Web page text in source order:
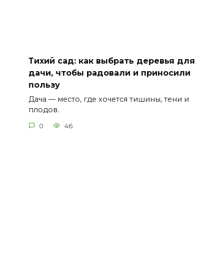
Тихий сад: как выбрать деревья для
дачи, чтобы радовали и приносили
пользу
Дача — место, где хочется тишины, тени и
плодов.
0 46